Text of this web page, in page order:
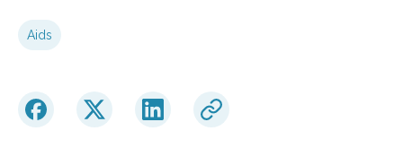
Aids